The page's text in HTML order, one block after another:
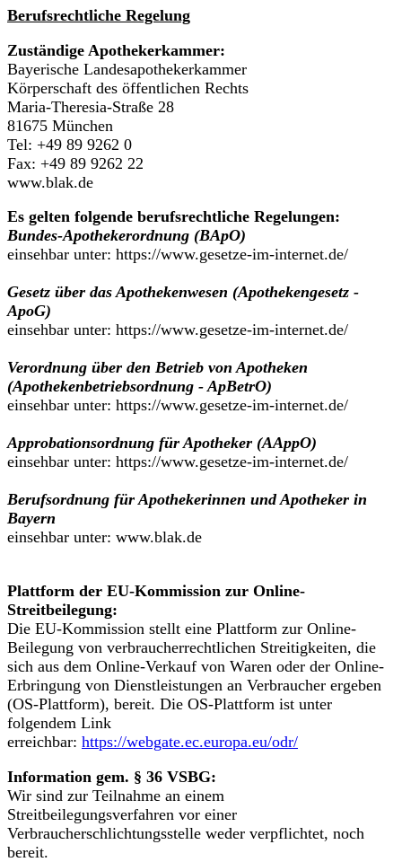
Berufsrechtliche Regelung
Zuständige Apothekerkammer:
Bayerische Landesapothekerkammer
Körperschaft des öffentlichen Rechts
Maria-Theresia-Straße 28
81675 München
Tel: +49 89 9262 0
Fax: +49 89 9262 22
www.blak.de
Es gelten folgende berufsrechtliche Regelungen:
Bundes-Apothekerordnung (BApO)
einsehbar unter: https://www.gesetze-im-internet.de/
Gesetz über das Apothekenwesen (Apothekengesetz -
ApoG)
einsehbar unter: https://www.gesetze-im-internet.de/
Verordnung über den Betrieb von Apotheken
(Apothekenbetriebsordnung - ApBetrO)
einsehbar unter: https://www.gesetze-im-internet.de/
Approbationsordnung für Apotheker (AAppO)
einsehbar unter: https://www.gesetze-im-internet.de/
Berufsordnung für Apothekerinnen und Apotheker in
Bayern
einsehbar unter: www.blak.de
Plattform der EU-Kommission zur Online-
Streitbeilegung:
Die EU-Kommission stellt eine Plattform zur Online-
Beilegung von verbraucherrechtlichen Streitigkeiten, die
sich aus dem Online-Verkauf von Waren oder der Online-
Erbringung von Dienstleistungen an Verbraucher ergeben
(OS-Plattform), bereit. Die OS-Plattform ist unter
folgendem Link
erreichbar: https://webgate.ec.europa.eu/odr/
Information gem. § 36 VSBG:
Wir sind zur Teilnahme an einem
Streitbeilegungsverfahren vor einer
Verbraucherschlichtungsstelle weder verpflichtet, noch
bereit.